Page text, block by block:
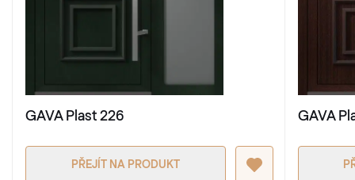
GAVA Plast 226
PŘEJÍT NA PRODUKT
GAVA